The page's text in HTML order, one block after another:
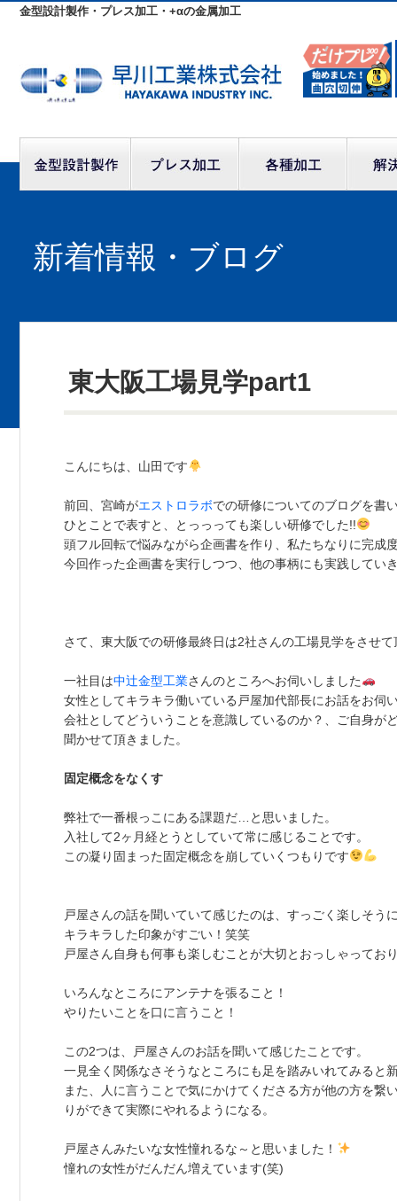
金型設計製作・プレス加工・+αの金属加工
新着情報・ブログ
東大阪工場見学part1
こんにちは、山田です
前回、宮崎がエストロラボでの研修についてのブログを書
ひとことで表すと、とっっっても楽しい研修でした!!
頭フル回転で悩みながら企画書を作り、私たちなりに完成
今回作った企画書を実行しつつ、他の事柄にも実践してい
さて、東大阪での研修最終日は2社さんの工場見学をさせ
一社目は中辻金型工業さんのところへお伺いしました
女性としてキラキラ働いている戸屋加代部長にお話をお伺
会社としてどういうことを意識しているのか？、ご自身が
聞かせて頂きました。
固定概念をなくす
弊社で一番根っこにある課題だ…と思いました。
入社して2ヶ月経とうとしていて常に感じることです。
この凝り固まった固定概念を崩していくつもりです
戸屋さんの話を聞いていて感じたのは、すっごく楽しそう
キラキラした印象がすごい！笑笑
戸屋さん自身も何事も楽しむことが大切とおっしゃってお
いろんなところにアンテナを張ること！
やりたいことを口に言うこと！
この2つは、戸屋さんのお話を聞いて感じたことです。
一見全く関係なさそうなところにも足を踏みいれてみると
また、人に言うことで気にかけてくださる方が他の方を繋
りができて実際にやれるようになる。
戸屋さんみたいな女性憧れるな～と思いました！
憧れの女性がだんだん増えています(笑)